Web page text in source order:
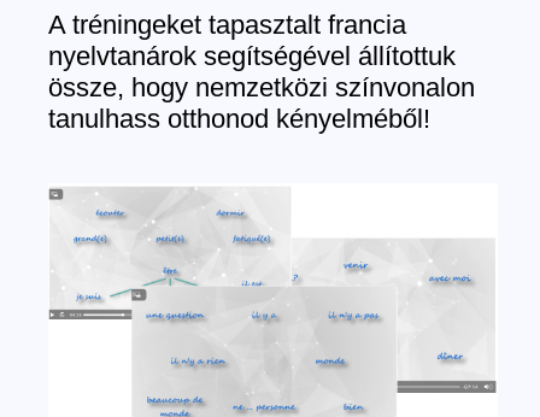
A tréningeket tapasztalt francia
nyelvtanárok segítségével állítottuk
össze, hogy nemzetközi színvonalon
tanulhass otthonod kényelméből!